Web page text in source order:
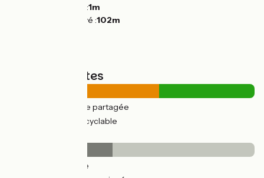
Point le plus bas :1m
Point le plus élevé :102m
Types de routes
(61%) Route partagée
(39%) Voie cyclable
(42%) Lisse